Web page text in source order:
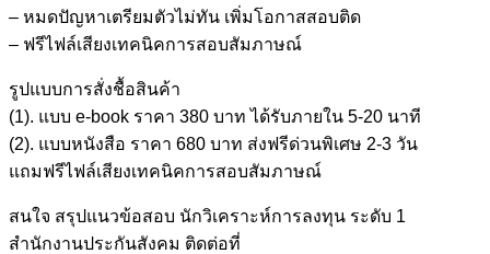
– หมดปัญหาเตรียมตัวไม่ทัน เพิ่มโอกาสสอบติด
– ฟรีไฟล์เสียงเทคนิคการสอบสัมภาษณ์
รูปแบบการสั่งชื้อสินค้า
(1). แบบ e-book ราคา 380 บาท ได้รับภายใน 5-20 นาที
(2). แบบหนังสือ ราคา 680 บาท ส่งฟรีด่วนพิเศษ 2-3 วัน
แถมฟรีไฟล์เสียงเทคนิคการสอบสัมภาษณ์
สนใจ สรุปแนวข้อสอบ นักวิเคราะห์การลงทุน ระดับ 1
สำนักงานประกันสังคม ติดต่อที่